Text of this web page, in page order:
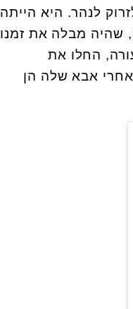
לנהר. היא הייתה
שהיה מבלה את זמנו
החלו את
אבא שלה הן